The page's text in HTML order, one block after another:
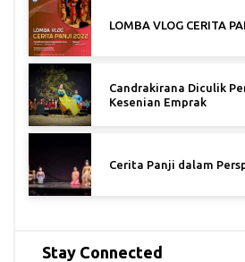
LOMBA VLOG CERITA
Candrakirana Diculik
Kesenian Emprak
Cerita Panji dalam
Stay Connected